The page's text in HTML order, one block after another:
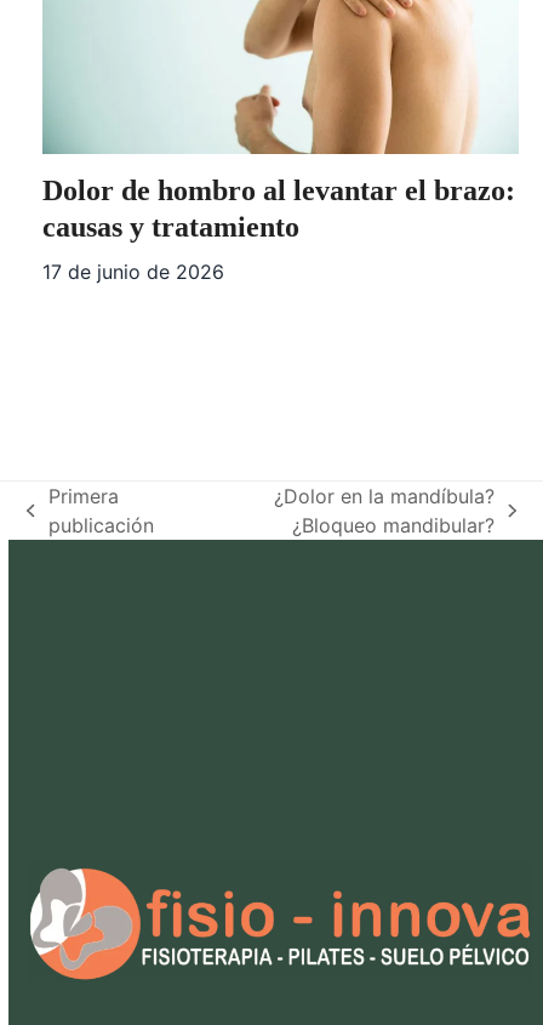
Dolor de hombro al levantar el brazo:
causas y tratamiento
17 de junio de 2026
previous
Primera
publicación
¿Dolor en la mandíbula?
¿Bloqueo mandibular?